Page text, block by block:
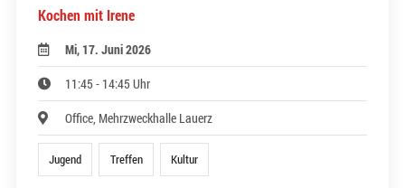
Kochen mit Irene
Mi, 17. Juni 2026
11:45 - 14:45 Uhr
Office, Mehrzweckhalle Lauerz
Jugend Treffen Kultur